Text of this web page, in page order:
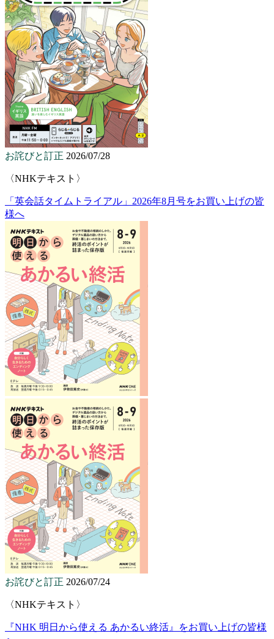
お詫びと訂正 2026/07/28
〈NHKテキスト〉
「英会話タイムトライアル」2026年8月号をお買い上げの皆
様へ
お詫びと訂正 2026/07/24
〈NHKテキスト〉
『NHK 明日から使える あかるい終活』をお買い上げの皆様